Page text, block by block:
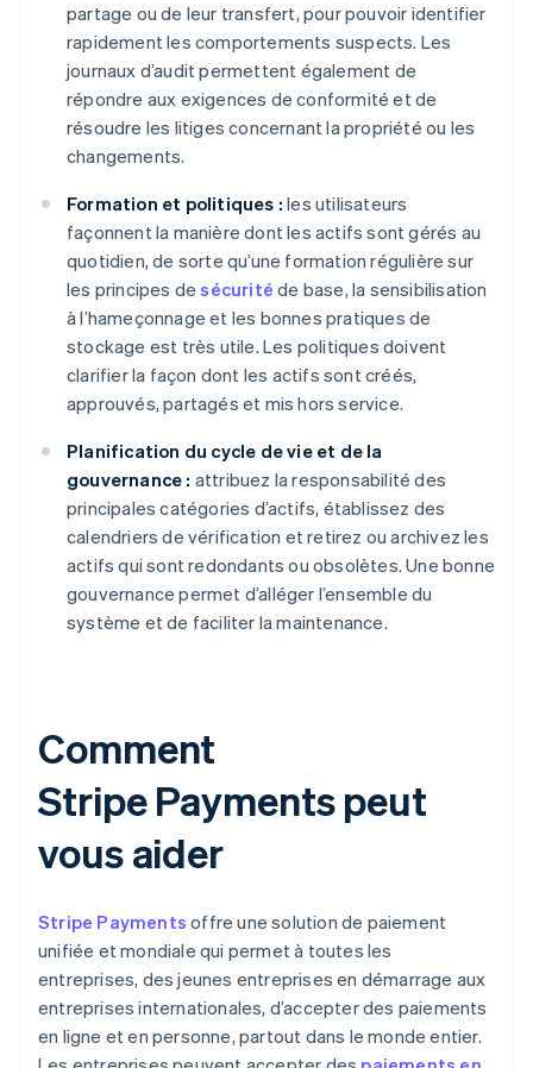
partage ou de leur transfert, pour pouvoir identifier
rapidement les comportements suspects. Les
journaux d’audit permettent également de
répondre aux exigences de conformité et de
résoudre les litiges concernant la propriété ou les
changements.
Formation et politiques : les utilisateurs
façonnent la manière dont les actifs sont gérés au
quotidien, de sorte qu’une formation régulière sur
les principes desécurité de base, la sensibilisation
à l’hameçonnage et les bonnes pratiques de
stockage est très utile. Les politiques doivent
clarifier la façon dont les actifs sont créés,
approuvés, partagés et mis hors service.
Planification du cycle de vie et de la
gouvernance : attribuez la responsabilité des
principales catégories d’actifs, établissez des
calendriers de vérification et retirez ou archivez les
actifs qui sont redondants ou obsolètes. Une bonne
gouvernance permet d’alléger l’ensemble du
système et de faciliter la maintenance.
Comment
Stripe Payments peut
vous aider
Stripe Payments offre une solution de paiement
unifiée et mondiale qui permet à toutes les
entreprises, des jeunes entreprises en démarrage aux
entreprises internationales, d’accepter des paiements
en ligne et en personne, partout dans le monde entier.